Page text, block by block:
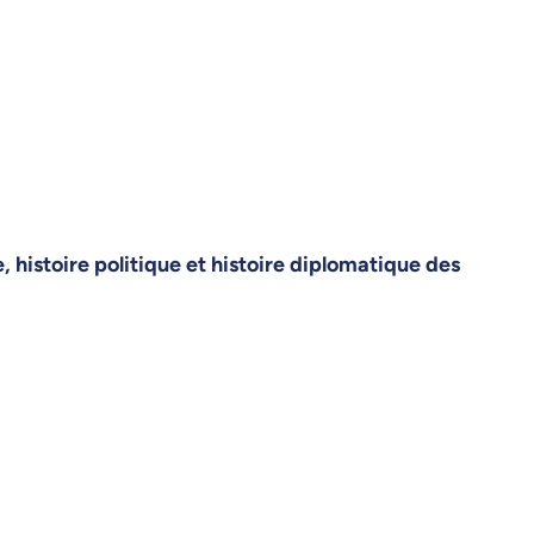
histoire politique et histoire diplomatique des